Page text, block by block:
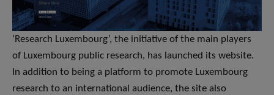
‘Research Luxembourg’, the initiative of the main players
of Luxembourg public research, has launched its website.
In addition to being a platform to promote Luxembourg
research to an international audience, the site also